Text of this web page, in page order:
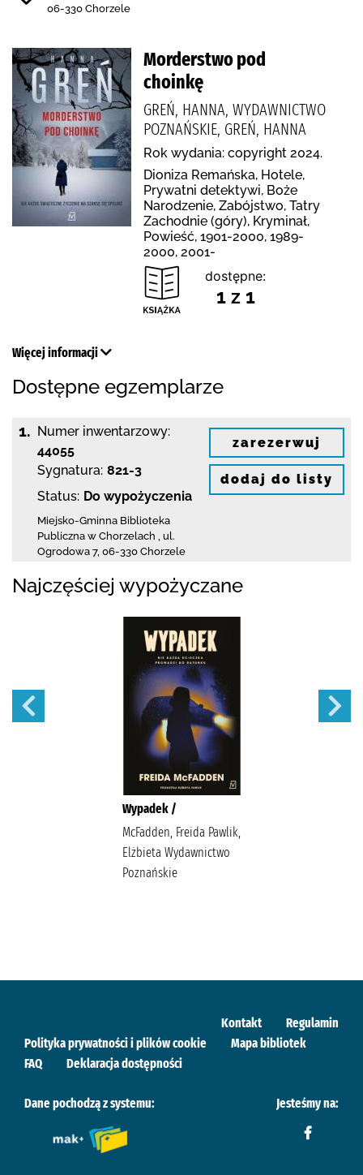
06-330 Chorzele
Morderstwo pod
choinkę
GREŃ, HANNA, WYDAWNICTWO
POZNAŃSKIE, GREŃ, HANNA
Rok wydania: copyright 2024.
Dioniza Remańska, Hotele,
Prywatni detektywi, Boże
Narodzenie, Zabójstwo, Tatry
Zachodnie (góry), Kryminał,
Powieść, 1901-2000, 1989-
2000, 2001-
dostępne:
1 z 1
Więcej informacji
Dostępne egzemplarze
1. Numer inwentarzowy:
44055
Sygnatura: 821-3
Status: Do wypożyczenia
Miejsko-Gminna Biblioteka
Publiczna w Chorzelach
ul.
Ogrodowa 7, 06-330 Chorzele
zarezerwuj
dodaj do listy
Najczęściej wypożyczane
Wypadek /
McFadden, Freida Pawlik,
Elżbieta Wydawnictwo
Poznańskie
Kontakt
Regulamin
Polityka prywatności i plików cookie
Mapa bibliotek
FAQ
Deklaracja dostępności
Dane pochodzą z systemu: Jesteśmy na: